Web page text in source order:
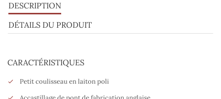
DESCRIPTION
DÉTAILS DU PRODUIT
CARACTÉRISTIQUES
Petit coulisseau en laiton poli